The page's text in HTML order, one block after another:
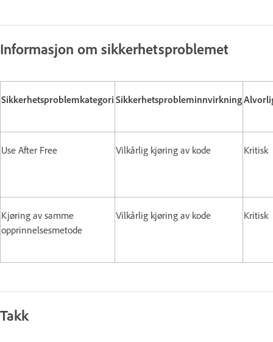
Informasjon om sikkerhetsproblemet
Sikkerhetsproblemkategori Sikkerhetsprobleminnvirkning
Use After Free Vilkårlig kjøring av kode Kritisk
Kjøring av samme
opprinnelsesmetode
Vilkårlig kjøring av kode Kritisk
Takk